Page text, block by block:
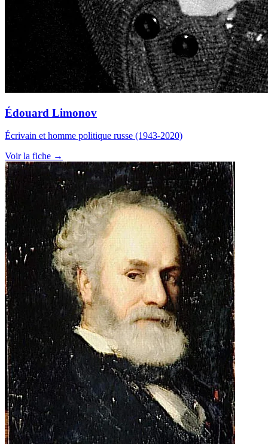
Édouard Limonov
Écrivain et homme politique russe (1943-2020)
Voir la fiche →